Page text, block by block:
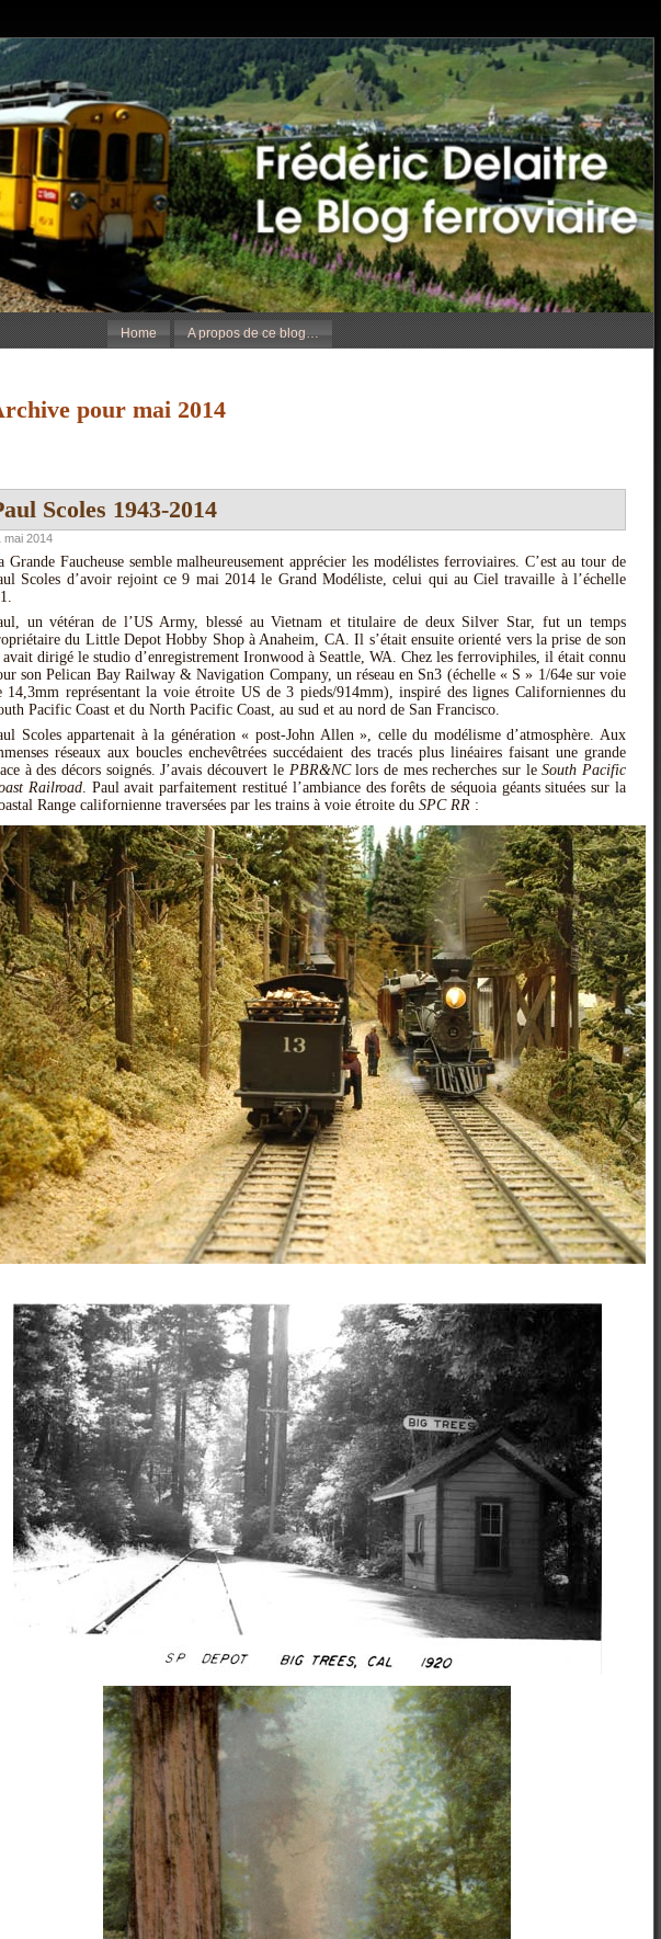
Home A propos de ce blog…
pour mai 2014
Scoles 1943-2014
mai 2014
Grande Faucheuse semble malheureusement apprécier les modélistes ferroviaires. C’est au tour de
Scoles d’avoir rejoint ce 9 mai 2014 le Grand Modéliste, celui qui au Ciel travaille à l’échelle
un vétéran de l’US Army, blessé au Vietnam et titulaire de deux Silver Star, fut un temps
du Little Depot Hobby Shop à Anaheim, CA. Il s’était ensuite orienté vers la prise de son
avait dirigé le studio d’enregistrement Ironwood à Seattle, WA. Chez les ferroviphiles, il était connu
son Pelican Bay Railway & Navigation Company, un réseau en Sn3 (échelle « S » 1/64e sur voie
14,3mm représentant la voie étroite US de 3 pieds/914mm), inspiré des lignes Californiennes du
Pacific Coast et du North Pacific Coast, au sud et au nord de San Francisco.
Scoles appartenait à la génération « post-John Allen », celle du modélisme d’atmosphère. Aux
réseaux aux boucles enchevêtrées succédaient des tracés plus linéaires faisant une grande
à des décors soignés. J’avais découvert le PBR&NClors de mes recherches sur leSouth Pacific
Railroad. Paul avait parfaitement restitué l’ambiance des forêts de séquoia géants situées sur la
Range californienne traversées par les trains à voie étroite du SPC RR :